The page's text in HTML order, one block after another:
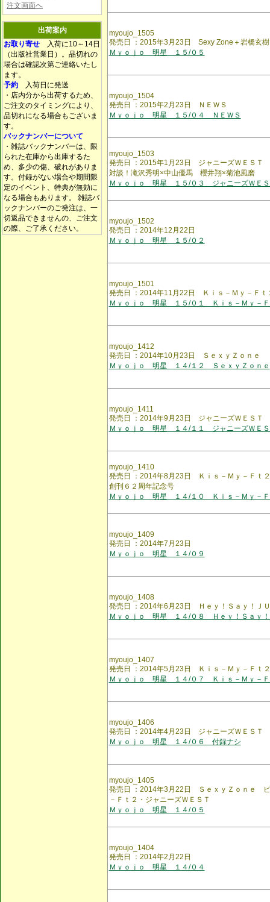
注文画面へ
出荷案内
お取り寄せ 入荷に10～14日
（出版社営業日）。品切れの
場合は確認次第ご連絡いたし
ます。
予約 入荷日に発送
・店内分から出荷するため、
ご注文のタイミングにより、
品切れになる場合もございま
す。
バックナンバーについて
・雑誌バックナンバーは、限
られた在庫から出庫するた
め、多少の傷、破れがありま
す。付録がない場合や期間限
定のイベント、特典が無効に
なる場合もあります。 雑誌バ
ックナンバーのご発注は、一
切返品できませんの、ご注文
の際、ご了承ください。
myoujo_1505
発売日 ：2015年3月23日 Sexy Zone＋岩橋玄樹
Ｍｙｏｊｏ 明星 １５/０５
myoujo_1504
発売日 ：2015年2月23日 ＮＥＷＳ
Ｍｙｏｊｏ 明星 １５/０４ ＮＥＷＳ
myoujo_1503
発売日 ：2015年1月23日 ジャニーズＷＥＳＴ
対談！滝沢秀明×中山優馬 櫻井翔×菊池風磨
Ｍｙｏｊｏ 明星 １５/０３ ジャニーズＷＥ
myoujo_1502
発売日 ：2014年12月22日
Ｍｙｏｊｏ 明星 １５/０２
myoujo_1501
発売日 ：2014年11月22日 Ｋｉｓ－Ｍｙ－Ｆｔ
Ｍｙｏｊｏ 明星 １５/０１ Ｋｉｓ－Ｍｙ－Ｆ
myoujo_1412
発売日 ：2014年10月23日 ＳｅｘｙＺｏｎｅ
Ｍｙｏｊｏ 明星 １４/１２ ＳｅｘｙＺｏｎｅ
myoujo_1411
発売日 ：2014年9月23日 ジャニーズＷＥＳＴ
Ｍｙｏｊｏ 明星 １４/１１ ジャニーズＷＥ
myoujo_1410
発売日 ：2014年8月23日 Ｋｉｓ－Ｍｙ－Ｆ
創刊６２周年記念号
Ｍｙｏｊｏ 明星 １４/１０ Ｋｉｓ－Ｍｙ－Ｆ
myoujo_1409
発売日 ：2014年7月23日
Ｍｙｏｊｏ 明星 １４/０９
myoujo_1408
発売日 ：2014年6月23日 Ｈｅｙ！Ｓａｙ！Ｊ
Ｍｙｏｊｏ 明星 １４/０８ Ｈｅｙ！Ｓａｙ！
myoujo_1407
発売日 ：2014年5月23日 Ｋｉｓ－Ｍｙ－Ｆｔ２
Ｍｙｏｊｏ 明星 １４/０７ Ｋｉｓ－Ｍｙ－Ｆ
myoujo_1406
発売日 ：2014年4月23日 ジャニーズＷＥＳＴ
Ｍｙｏｊｏ 明星 １４/０６ 付録ナシ
myoujo_1405
発売日 ：2014年3月22日 ＳｅｘｙＺｏｎｅ ピ
－Ｆｔ２・ジャニーズＷＥＳＴ
Ｍｙｏｊｏ 明星 １４/０５
myoujo_1404
発売日 ：2014年2月22日
Ｍｙｏｊｏ 明星 １４/０４